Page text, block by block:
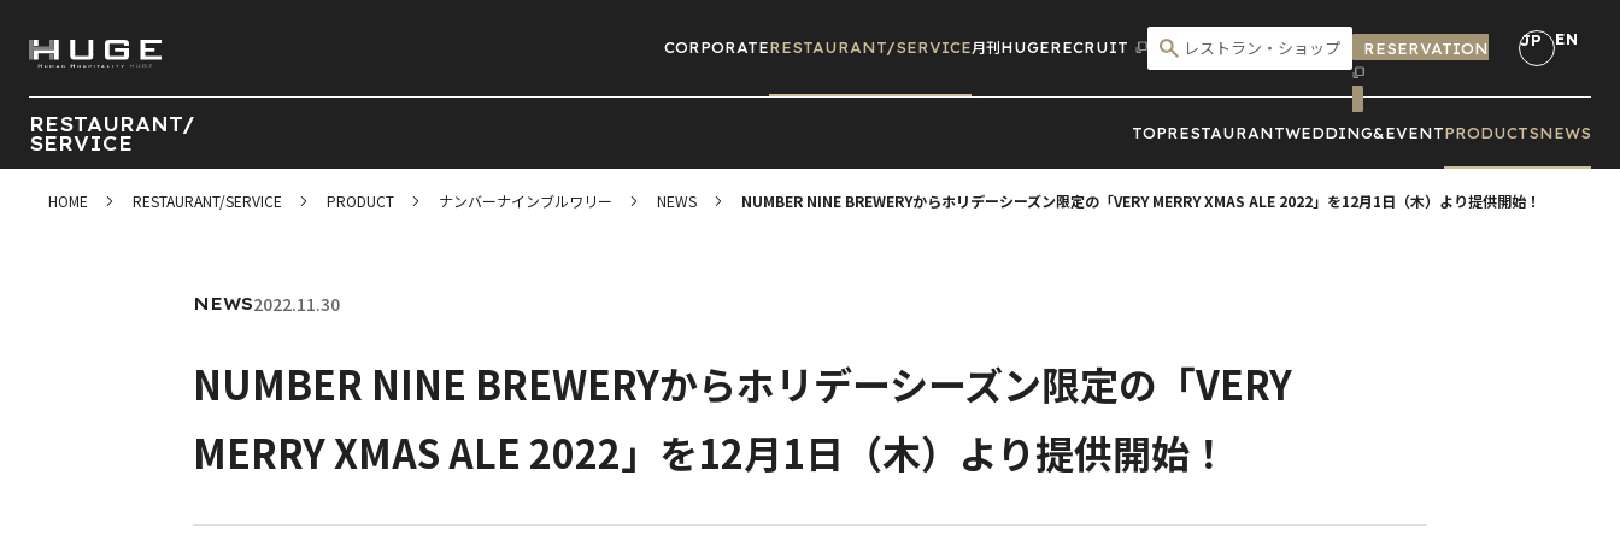
CORPORATERESTAURANT/SERVICE月刊HUGERECRUIT RESERVATION JP EN
RESTAURANT/
SERVICE
TOPRESTAURANTWEDDING& EVENTPRODUCTSNEWS
HOME RESTAURANT/SERVICE PRODUCT ナンバーナインブルワリー NEWS NUMBER NINE BREWERYからホリデーシーズン限定の「VERY MERRY XMAS ALE 2022」を12月1日（木）より提供開始！
NEWS2022.11.30
NUMBER NINE BREWERYからホリデーシーズン限定の「VERY
MERRY XMAS ALE 2022」を12月1日（木）より提供開始！